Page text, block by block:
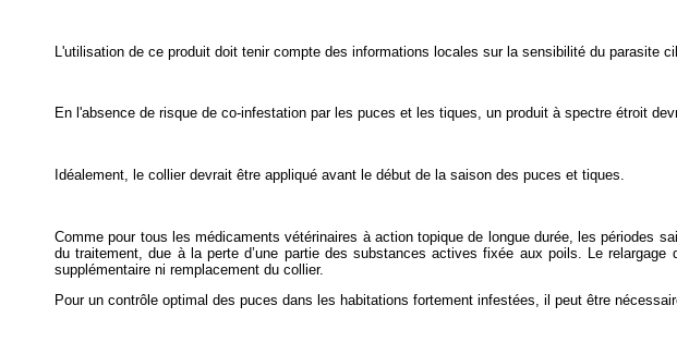
L'utilisation de ce produit doit tenir compte des informations locales sur la sensibilité du parasite
En l'absence de risque de co-infestation par les puces et les tiques, un produit à spectre étroit
Idéalement, le collier devrait être appliqué avant le début de la saison des puces et tiques.
Comme pour tous les médicaments vétérinaires à action topique de longue durée, les périodes
du traitement, due à la perte d’une partie des substances actives fixée aux poils. Le
supplémentaire ni remplacement du collier.
Pour un contrôle optimal des puces dans les habitations fortement infestées, il peut être